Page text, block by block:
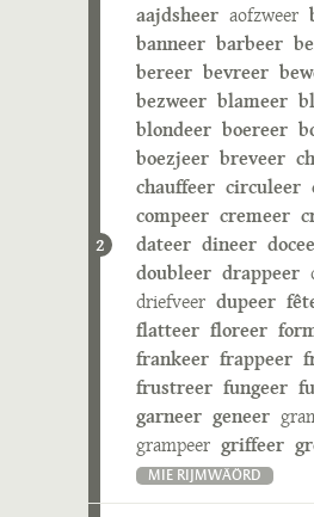
2
aajdsheer aofzweer
banneer barbeer
bereer bevreer
bezweer blameer
blondeer boereer
boezjeer breveer
chauffeer circuleer
compeer cremeer
dateer dineer
doubleer drappeer
driefveer dupeer
flatteer floreer
frankeer frappeer
frustreer fungeer
garneer geneer
grampeer griffeer
MIE RIJMWÄÖRD